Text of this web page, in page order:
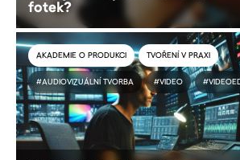
fotek?
AKADEMIE O PRODUKCI TVOŘENÍ V PRAXI
#AUDIOVIZUÁLNÍ TVORBA #VIDEO